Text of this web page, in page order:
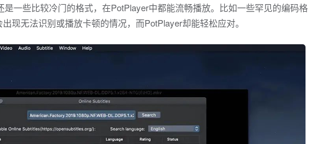
一些比较冷门的格式，在PotPlayer中都能流畅播放。比如一些罕见的编码格
现无法识别或播放卡顿的情况，而PotPlayer却能轻松应对。